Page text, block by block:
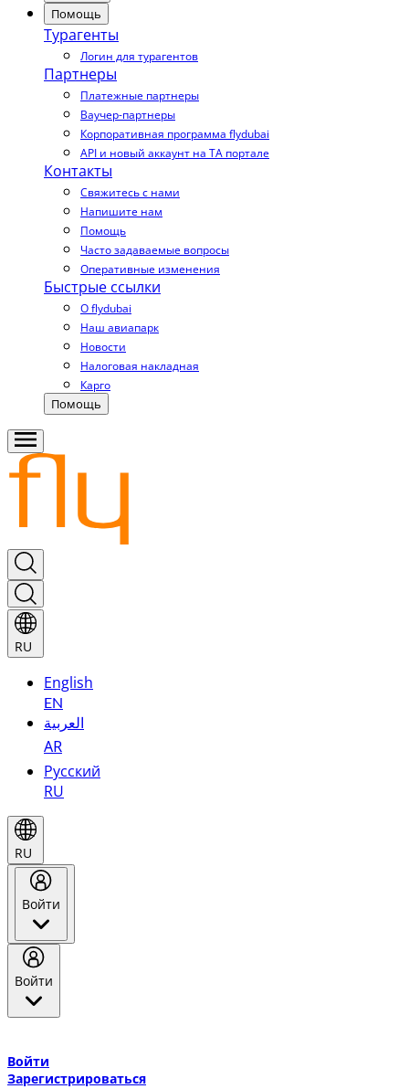
Помощь
Турагенты
Логин для турагентов
Партнеры
Платежные партнеры
Ваучер-партнеры
Корпоративная программа flydubai
API и новый аккаунт на TA портале
Контакты
Свяжитесь с нами
Напишите нам
Помощь
Часто задаваемые вопросы
Оперативные изменения
Быстрые ссылки
О flydubai
Наш авиапарк
Новости
Налоговая накладная
Карго
Помощь
RU
English
EN
العربية
AR
Русский
RU
RU
Войти
Войти
Войти
Зарегистрироваться